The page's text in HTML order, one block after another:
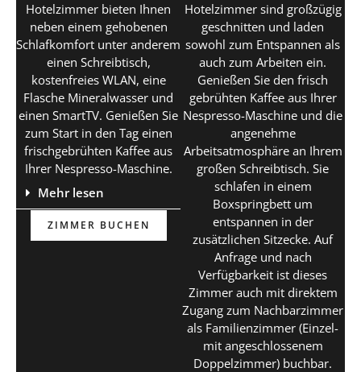
Hotelzimmer bieten Ihnen
neben einem gehobenen
Schlafkomfort unter anderem
einen Schreibtisch,
kostenfreies WLAN, eine
Flasche Mineralwasser und
einen SmartTV. Genießen Sie
zum Start in den Tag einen
frischgebrühten Kaffee aus
Ihrer Nespresso-Maschine.
Mehr lesen
ZIMMER BUCHEN
Hotelzimmer sind großzügig
geschnitten und laden
sowohl zum Entspannen als
auch zum Arbeiten ein.
Genießen Sie den frisch
gebrühten Kaffee aus Ihrer
Nespresso-Maschine und die
angenehme
Arbeitsatmosphäre an Ihrem
großen Schreibtisch. Sie
schlafen in einem
Boxspringbett um
entspannen in der
zusätzlichen Sitzecke. Auf
Anfrage und nach
Verfügbarkeit ist dieses
Zimmer auch mit direktem
Zugang zum Nachbarzimmer
als Familienzimmer (Einzel-
mit angeschlossenem
Doppelzimmer) buchbar.